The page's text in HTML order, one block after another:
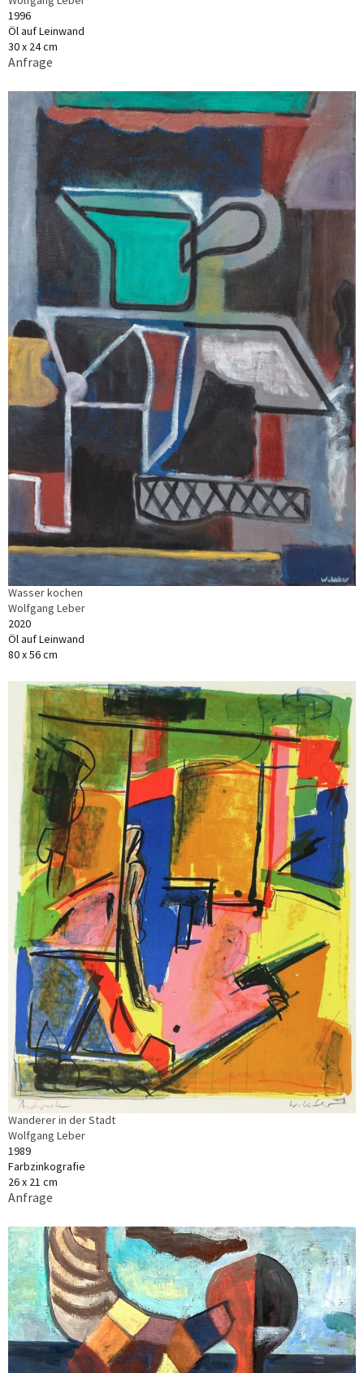
1996
Öl auf Leinwand
30 x 24 cm
Anfrage
Wasser kochen
Wolfgang Leber
2020
Öl auf Leinwand
80 x 56 cm
Wanderer in der Stadt
Wolfgang Leber
1989
Farbzinkografie
26 x 21 cm
Anfrage